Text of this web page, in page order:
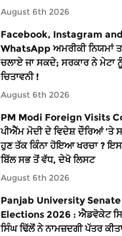
August 6th 2026
Facebook, Instagram and
WhatsApp ਅਮਰੀਕੀ ਨਿਯਮਾਂ
ਚਲਾਏ ਜਾ ਸਕਦੇ; ਸਰਕਾਰ ਨੇ ਮੇਟਾ
ਚਿਤਾਵਨੀ !
August 6th 2026
PM Modi Foreign Visits
ਪੀਐੱਮ ਮੋਦੀ ਦੇ ਵਿਦੇਸ਼ ਦੌਰਿਆਂ ’ਤੇ
ਹੁਣ ਤੱਕ ਕਿੰਨਾ ਹੋਇਆ ਖਰਚਾ ?
ਬਿੱਲ ਸਭ ਤੋਂ ਵੱਧ, ਦੇਖੋ ਲਿਸਟ
August 6th 2026
Panjab University Senate
Elections 2026 : ਐਡਵੋਕੇਟ
ਸਿੰਘ ਢਿੱਲੋਂ ਨੇ ਨਾਮਜ਼ਦਗੀ ਪੱਤਰ